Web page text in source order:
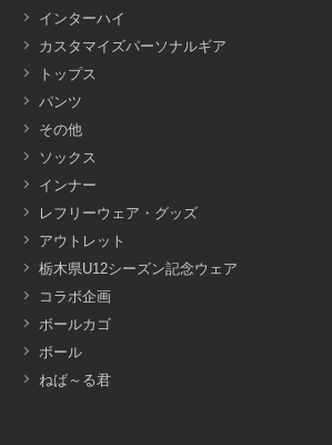
インターハイ
カスタマイズパーソナルギア
トップス
パンツ
その他
ソックス
インナー
レフリーウェア・グッズ
アウトレット
栃木県U12シーズン記念ウェア
コラボ企画
ボールカゴ
ボール
ねば～る君